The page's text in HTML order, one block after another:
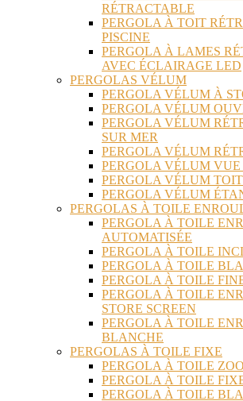
RÉTRACTABLE
PERGOLA À TOIT
PISCINE
PERGOLA À LAMES
AVEC ÉCLAIRAGE LED
PERGOLAS VÉLUM
PERGOLA VÉLUM À
PERGOLA VÉLUM
PERGOLA VÉLUM
SUR MER
PERGOLA VÉLUM
PERGOLA VÉLUM
PERGOLA VÉLUM
PERGOLA VÉLUM
PERGOLAS À TOILE
PERGOLA À TOILE
AUTOMATISÉE
PERGOLA À TOILE
PERGOLA À TOILE
PERGOLA À TOILE
PERGOLA À TOILE
STORE SCREEN
PERGOLA À TOILE
BLANCHE
PERGOLAS À TOILE FIXE
PERGOLA À TOILE
PERGOLA À TOILE
PERGOLA À TOILE